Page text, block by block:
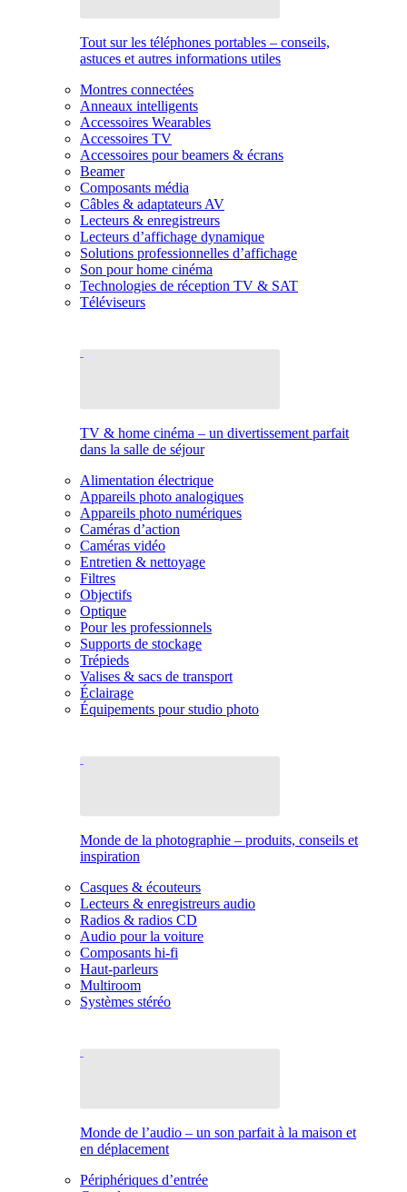
Tout sur les téléphones portables – conseils,
astuces et autres informations utiles
Montres connectées
Anneaux intelligents
Accessoires Wearables
Accessoires TV
Accessoires pour beamers & écrans
Beamer
Composants média
Câbles & adaptateurs AV
Lecteurs & enregistreurs
Lecteurs d’affichage dynamique
Solutions professionnelles d’affichage
Son pour home cinéma
Technologies de réception TV & SAT
Téléviseurs
TV & home cinéma – un divertissement parfait
dans la salle de séjour
Alimentation électrique
Appareils photo analogiques
Appareils photo numériques
Caméras d’action
Caméras vidéo
Entretien & nettoyage
Filtres
Objectifs
Optique
Pour les professionnels
Supports de stockage
Trépieds
Valises & sacs de transport
Éclairage
Équipements pour studio photo
Monde de la photographie – produits, conseils et
inspiration
Casques & écouteurs
Lecteurs & enregistreurs audio
Radios & radios CD
Audio pour la voiture
Composants hi-fi
Haut-parleurs
Multiroom
Systèmes stéréo
Monde de l’audio – un son parfait à la maison et
en déplacement
Périphériques d’entrée